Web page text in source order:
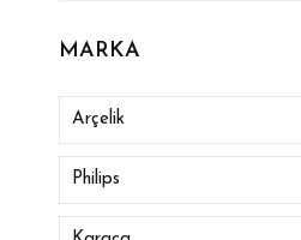
MARKA
Arçelik
Philips